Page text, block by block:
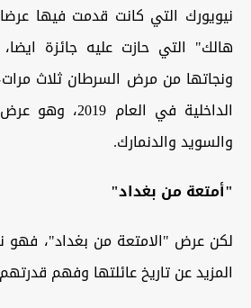
نيويورك التي كانت قدمت فيها
هالك" التي حازت عليه جائزة
ونجاتها من مرض السرطان ثلاث
الداخلية في
والسويد والدنمارك.
"أمتعة من بغداد"
لكن عرض "الامتعة من بغداد"، فهو
المزيد عن تاريخ عائلتها وفهم